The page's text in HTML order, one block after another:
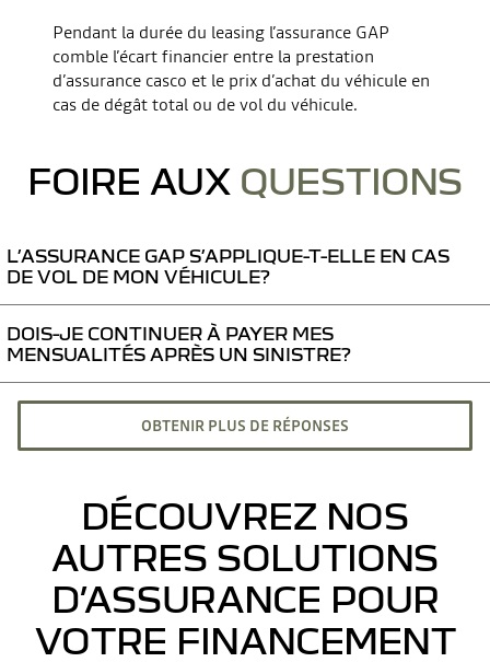
Pendant la durée du leasing l’assurance GAP
comble l’écart financier entre la prestation
d’assurance casco et le prix d’achat du véhicule en
cas de dégât total ou de vol du véhicule.
FOIRE AUX QUESTIONS
L’ASSURANCE GAP S’APPLIQUE-T-ELLE EN CAS
DE VOL DE MON VÉHICULE?
Avec l’assurance GAP, vous recevez un remboursement majoré en
complément de celui de votre assurance auto.
DOIS-JE CONTINUER À PAYER MES
MENSUALITÉS APRÈS UN SINISTRE?
Oui, vous devez continuer à payer vos mensualités. En cas d’incapacité
ou de perte d’emploi, les mensualités vous sont remboursées suite à
l’indemnisation par l’assurance. En cas de décès, toutes les mensualités
OBTENIR PLUS DE RÉPONSES
DÉCOUVREZ NOS
AUTRES SOLUTIONS
D’ASSURANCE POUR
VOTRE FINANCEMENT